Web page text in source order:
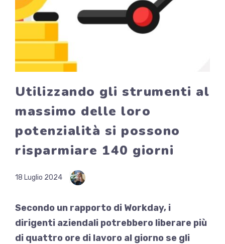
Utilizzando gli strumenti al
massimo delle loro
potenzialità si possono
risparmiare 140 giorni
18 Luglio 2024
Secondo un rapporto di Workday, i
dirigenti aziendali potrebbero liberare più
di quattro ore di lavoro al giorno se gli